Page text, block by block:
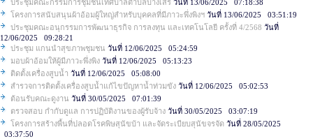
ประชุมคณะกรรมการชุมชนเทศบาลตำบลบางเสร่ วันที่ 13/06/2025 07:18:38
โครงการสนับสนุนผ้าอ้อมผู้ใหญ่สำหรับบุคคลที่มีภาวะพึ่งพิงฯ วันที่ 13/06/2025 03:51:19
ประชุมคณะอนุกรรมการพัฒนาธุรกิจ การลงทุน และเทคโนโลยี ครั้งที่ 4/2568 วันที่
12/06/2025 09:28:21
ประชุม แกนนำสุขภาพชุมชน วันที่ 12/06/2025 05:24:59
มอบผ้าอ้อมให้ผู้มีภาวะพึ่งพิง วันที่ 12/06/2025 05:13:23
ติดตั้งเครื่องสูบน้ำ วันที่ 12/06/2025 05:08:00
สำรวจการติดตั้งเครื่องสูบน้ำแก้ไขปัญหาน้ำท่วมขัง วันที่ 12/06/2025 05:02:53
ต้อนรับคณะดูงาน วันที่ 30/05/2025 07:01:39
ตรวจสอบ กำกับดูแล การปฏิบัติงานของผู้รับจ้าง วันที่ 30/05/2025 03:07:19
โครงการสร้างพื้นที่ปลอดโรคพิษสุนัขบ้า และจัดระเบียบสุนัขจรจัด วันที่ 28/05/2025
03:37:50